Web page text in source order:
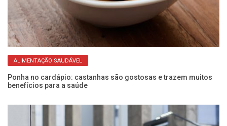
ALIMENTAÇÃO SAUDÁVEL
Ponha no cardápio: castanhas são gostosas e trazem muitos
benefícios para a saúde